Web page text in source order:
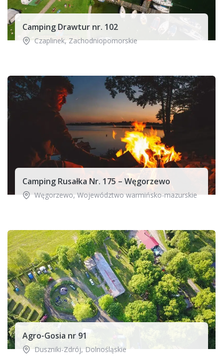
Camping Drawtur nr. 102
Czaplinek, Zachodniopomorskie
Camping Rusałka Nr. 175 – Węgorzewo
Węgorzewo, Województwo warmińsko-mazurskie
Agro-Gosia nr 91
Duszniki-Zdrój, Dolnośląskie